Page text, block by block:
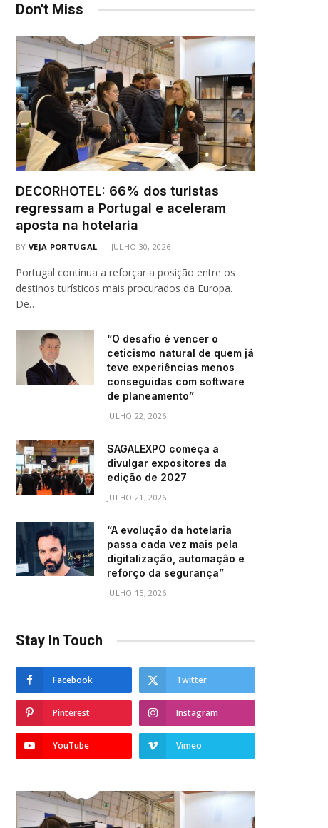
Don't Miss
DECORHOTEL: 66% dos turistas
regressam a Portugal e aceleram
aposta na hotelaria
BY VEJA PORTUGAL JULHO 30, 2026
Portugal continua a reforçar a posição entre os
destinos turísticos mais procurados da Europa.
De…
“O desafio é vencer o
ceticismo natural de quem já
teve experiências menos
conseguidas com software
de planeamento”
JULHO 22, 2026
SAGALEXPO começa a
divulgar expositores da
edição de 2027
JULHO 21, 2026
“A evolução da hotelaria
passa cada vez mais pela
digitalização, automação e
reforço da segurança”
JULHO 15, 2026
Stay In Touch
Facebook Twitter
Pinterest Instagram
YouTube Vimeo